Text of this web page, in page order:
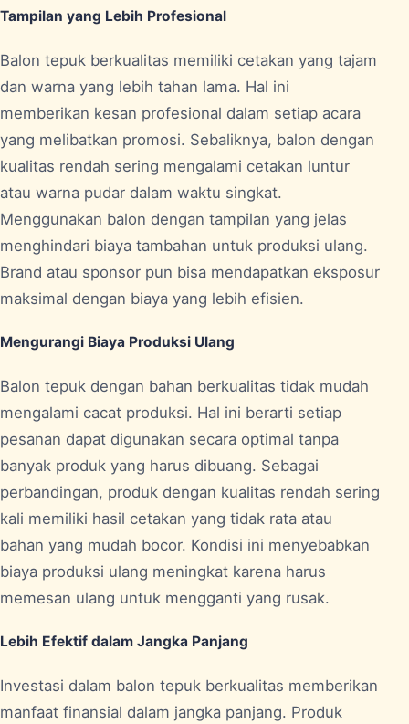
Tampilan yang Lebih Profesional
Balon tepuk berkualitas memiliki cetakan yang tajam
dan warna yang lebih tahan lama. Hal ini
memberikan kesan profesional dalam setiap acara
yang melibatkan promosi. Sebaliknya, balon dengan
kualitas rendah sering mengalami cetakan luntur
atau warna pudar dalam waktu singkat.
Menggunakan balon dengan tampilan yang jelas
menghindari biaya tambahan untuk produksi ulang.
Brand atau sponsor pun bisa mendapatkan eksposur
maksimal dengan biaya yang lebih efisien.
Mengurangi Biaya Produksi Ulang
Balon tepuk dengan bahan berkualitas tidak mudah
mengalami cacat produksi. Hal ini berarti setiap
pesanan dapat digunakan secara optimal tanpa
banyak produk yang harus dibuang. Sebagai
perbandingan, produk dengan kualitas rendah sering
kali memiliki hasil cetakan yang tidak rata atau
bahan yang mudah bocor. Kondisi ini menyebabkan
biaya produksi ulang meningkat karena harus
memesan ulang untuk mengganti yang rusak.
Lebih Efektif dalam Jangka Panjang
Investasi dalam balon tepuk berkualitas memberikan
manfaat finansial dalam jangka panjang. Produk